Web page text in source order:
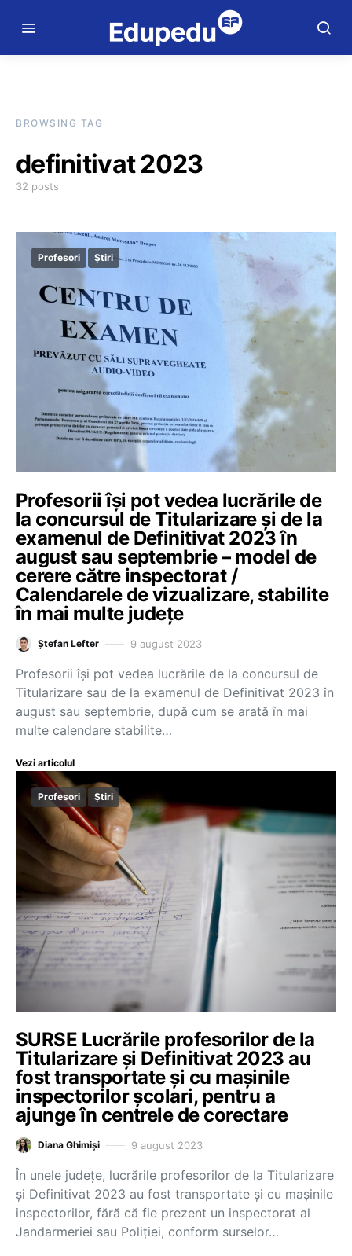
BROWSING TAG
definitivat 2023
32 posts
Profesori Știri
Profesorii își pot vedea lucrările de
la concursul de Titularizare și de la
examenul de Definitivat 2023 în
august sau septembrie – model de
cerere către inspectorat /
Calendarele de vizualizare, stabilite
în mai multe județe
Ștefan Lefter 9 august 2023
Profesorii își pot vedea lucrările de la concursul de
Titularizare sau de la examenul de Definitivat 2023 în
august sau septembrie, după cum se arată în mai
multe calendare stabilite…
Vezi articolul
Profesori Știri
SURSE Lucrările profesorilor de la
Titularizare și Definitivat 2023 au
fost transportate și cu mașinile
inspectorilor școlari, pentru a
ajunge în centrele de corectare
Diana Ghimiși 9 august 2023
În unele județe, lucrările profesorilor de la Titularizare
și Definitivat 2023 au fost transportate și cu mașinile
inspectorilor, fără că fie prezent un inspectorat al
Jandarmeriei sau Poliției, conform surselor…